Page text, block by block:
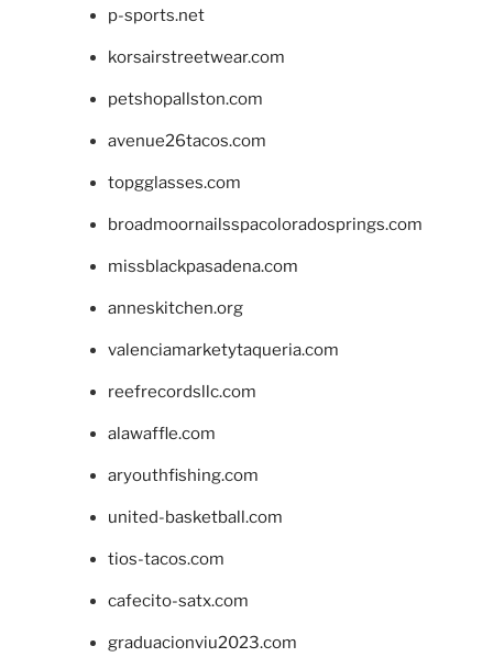
p-sports.net
korsairstreetwear.com
petshopallston.com
avenue26tacos.com
topgglasses.com
broadmoornailsspacoloradosprings.com
missblackpasadena.com
anneskitchen.org
valenciamarketytaqueria.com
reefrecordsllc.com
alawaffle.com
aryouthfishing.com
united-basketball.com
tios-tacos.com
cafecito-satx.com
graduacionviu2023.com